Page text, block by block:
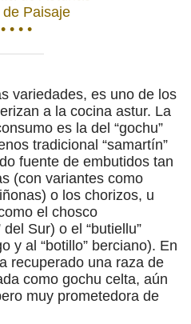
Paisaje
• • •
variedades, es uno de los
a la cocina astur. La
es la del “gochu”
tradicional “samartín”
fuente de embutidos tan
(con variantes como
o los chorizos, u
el chosco
Sur) o el “butiellu”
y al “botillo” berciano). En
recuperado una raza de
como gochu celta, aún
muy prometedora de